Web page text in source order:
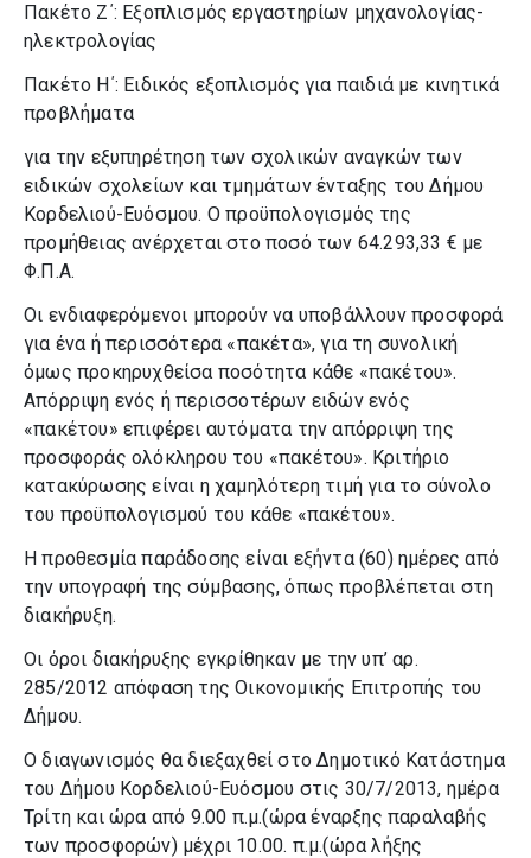
Πακέτο Ζ΄: Εξοπλισμός εργαστηρίων μηχανολογίας-
ηλεκτρολογίας
Πακέτο Η΄: Ειδικός εξοπλισμός για παιδιά με κινητικά
προβλήματα
για την εξυπηρέτηση των σχολικών αναγκών των
ειδικών σχολείων και τμημάτων ένταξης του Δήμου
Κορδελιού-Ευόσμου. Ο προϋπολογισμός της
προμήθειας ανέρχεται στο ποσό των 64.293,33 € με
Φ.Π.Α.
Οι ενδιαφερόμενοι μπορούν να υποβάλλουν προσφορά
για ένα ή περισσότερα «πακέτα», για τη συνολική
όμως προκηρυχθείσα ποσότητα κάθε «πακέτου».
Απόρριψη ενός ή περισσοτέρων ειδών ενός
«πακέτου» επιφέρει αυτόματα την απόρριψη της
προσφοράς ολόκληρου του «πακέτου». Κριτήριο
κατακύρωσης είναι η χαμηλότερη τιμή για το σύνολο
του προϋπολογισμού του κάθε «πακέτου».
Η προθεσμία παράδοσης είναι εξήντα (60) ημέρες από
την υπογραφή της σύμβασης, όπως προβλέπεται στη
διακήρυξη.
Οι όροι διακήρυξης εγκρίθηκαν με την υπ’ αρ.
285/2012 απόφαση της Οικονομικής Επιτροπής του
Δήμου.
Ο διαγωνισμός θα διεξαχθεί στο Δημοτικό Κατάστημα
του Δήμου Κορδελιού-Ευόσμου στις 30/7/2013, ημέρα
Τρίτη και ώρα από 9.00 π.μ.(ώρα έναρξης παραλαβής
των προσφορών) μέχρι 10.00. π.μ.(ώρα λήξης